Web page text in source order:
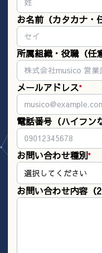
お名前（カタカナ・
所属組織・役職（任
メールアドレス*
電話番号（ハイフン
お問い合わせ種別*
選択してください
お問い合わせ内容（